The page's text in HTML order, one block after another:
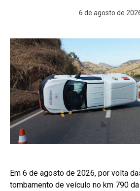
6 de agosto de
Em 6 de agosto de 2026, por volta
tombamento de veículo no km 790